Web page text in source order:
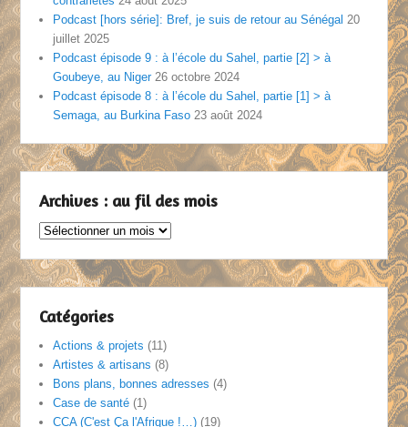
Podcast [hors série]: Bref, je suis de retour au Sénégal 20
juillet 2025
Podcast épisode 9 : à l’école du Sahel, partie [2] > à
Goubeye, au Niger 26 octobre 2024
Podcast épisode 8 : à l’école du Sahel, partie [1] > à
Semaga, au Burkina Faso 23 août 2024
Archives : au fil des mois
Archives
au
fil
des
Catégories
Actions & projets (11)
Artistes & artisans (8)
Bons plans, bonnes adresses (4)
Case de santé (1)
CCA (C'est Ça l'Afrique !…) (19)